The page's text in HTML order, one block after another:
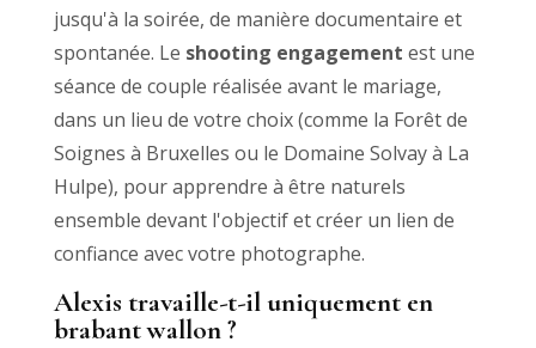
jusqu'à la soirée, de manière documentaire et
spontanée. Le shooting engagement est une
séance de couple réalisée avant le mariage,
dans un lieu de votre choix (comme la Forêt de
Soignes à Bruxelles ou le Domaine Solvay à La
Hulpe), pour apprendre à être naturels
ensemble devant l'objectif et créer un lien de
confiance avec votre photographe.
Alexis travaille-t-il uniquement en
brabant wallon ?